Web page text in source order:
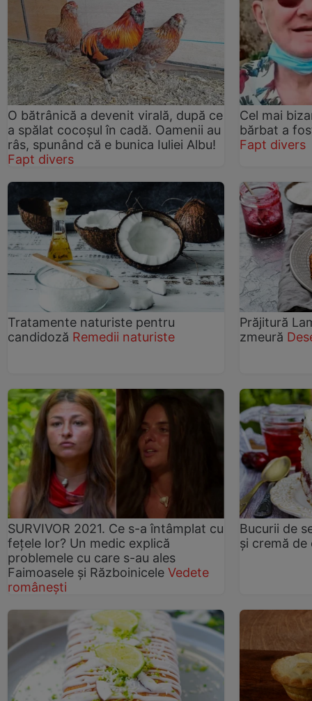
O bătrânică a devenit virală, după ce
a spălat cocoșul în cadă. Oamenii au
râs, spunând că e bunica Iuliei Albu!
Fapt divers
Cel mai
bărbat a
Fapt divers
Tratamente naturiste pentru
candidoză Remedii naturiste
Prăjitură
zmeură
SURVIVOR 2021. Ce s-a întâmplat cu
fețele lor? Un medic explică
problemele cu care s-au ales
Faimoasele și Războinicele Vedete
românești
Bucurii de
şi cremă de